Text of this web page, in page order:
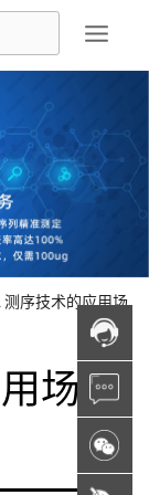
测序技术的应用场
场景